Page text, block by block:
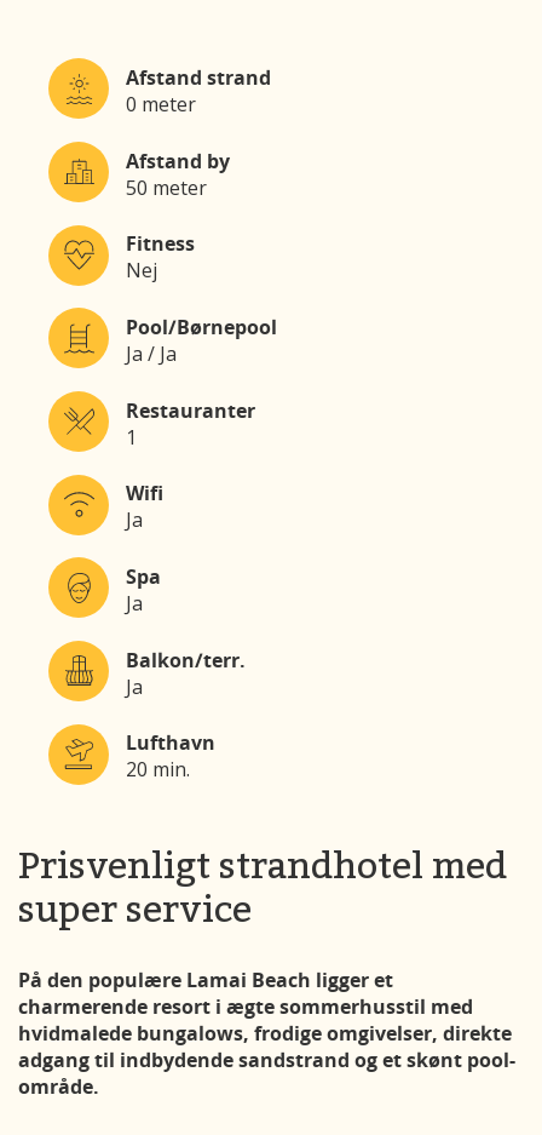
Afstand strand
0 meter
Afstand by
50 meter
Fitness
Nej
Pool/Børnepool
Ja / Ja
Restauranter
1
Wifi
Ja
Spa
Ja
Balkon/terr.
Ja
Lufthavn
20 min.
Prisvenligt strandhotel med
super service
På den populære Lamai Beach ligger et
charmerende resort i ægte sommerhusstil med
hvidmalede bungalows, frodige omgivelser, direkte
adgang til indbydende sandstrand og et skønt pool-
område.